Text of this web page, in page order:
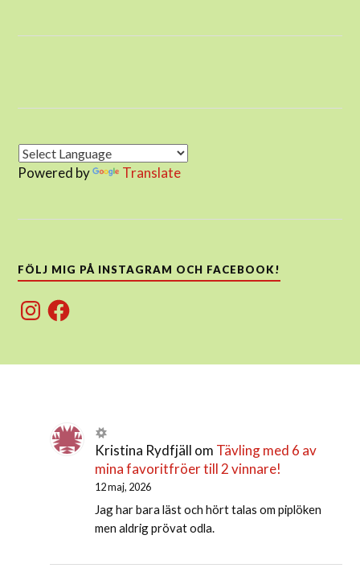
Powered by Translate
FÖLJ MIG PÅ INSTAGRAM OCH FACEBOOK!
InstagramFacebook
Kristina Rydfjäll om Tävling med 6 av
mina favoritfröer till 2 vinnare!
12 maj, 2026
Jag har bara läst och hört talas om piplöken
men aldrig prövat odla.